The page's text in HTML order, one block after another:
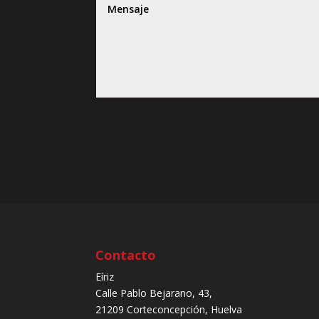
Contacto
Eíriz
Calle Pablo Bejarano, 43,
21209 Corteconcepción, Huelva